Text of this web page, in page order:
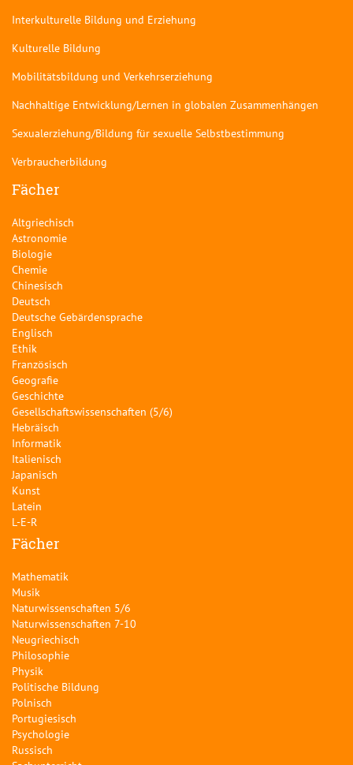
Interkulturelle Bildung und Erziehung
Kulturelle Bildung
Mobilitätsbildung und Verkehrserziehung
Nachhaltige Entwicklung/Lernen in globalen Zusammenhängen
Sexualerziehung/Bildung für sexuelle Selbstbestimmung
Verbraucherbildung
Fächer
Altgriechisch
Astronomie
Biologie
Chemie
Chinesisch
Deutsch
Deutsche Gebärdensprache
Englisch
Ethik
Französisch
Geografie
Geschichte
Gesellschaftswissenschaften (5/6)
Hebräisch
Informatik
Italienisch
Japanisch
Kunst
Latein
L-E-R
Fächer
Mathematik
Musik
Naturwissenschaften 5/6
Naturwissenschaften 7-10
Neugriechisch
Philosophie
Physik
Politische Bildung
Polnisch
Portugiesisch
Psychologie
Russisch